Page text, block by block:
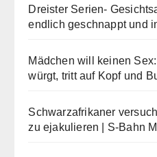
Dreister Serien-
endlich geschnappt und
Mädchen will keinen
würgt, tritt auf Kopf und
Schwarzafrikaner
zu ejakulieren | S-Bahn